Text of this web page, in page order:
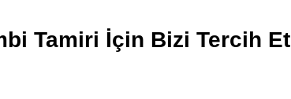
Tamiri İçin Bizi Tercih